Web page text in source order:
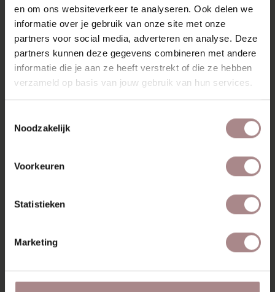
en om ons websiteverkeer te analyseren. Ook delen we
informatie over je gebruik van onze site met onze
partners voor social media, adverteren en analyse. Deze
partners kunnen deze gegevens combineren met andere
informatie die je aan ze heeft verstrekt of die ze hebben
verzameld op basis van jouw gebruik van hun services.
Noodzakelijk
Voorkeuren
Statistieken
Marketing
STOFSTAAL
VANAF